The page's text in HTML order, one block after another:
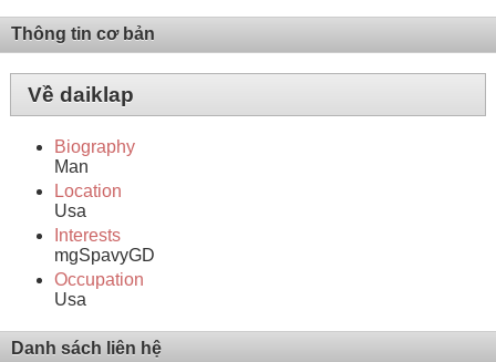
Thông tin cơ bản
Về daiklap
Biography
Man
Location
Usa
Interests
mgSpavyGD
Occupation
Usa
Danh sách liên hệ